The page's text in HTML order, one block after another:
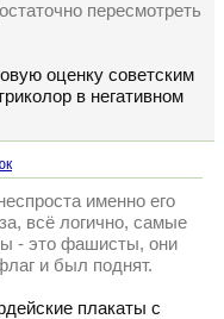
пересмотреть
оценку советским
в негативном
именно его
всё логично, самые
- это фашисты, они
и был поднят.
плакаты с